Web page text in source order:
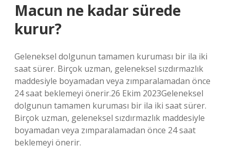
Macun ne kadar sürede
kurur?
Geleneksel dolgunun tamamen kuruması bir ila iki
saat sürer. Birçok uzman, geleneksel sızdırmazlık
maddesiyle boyamadan veya zımparalamadan önce
24 saat beklemeyi önerir.26 Ekim 2023Geleneksel
dolgunun tamamen kuruması bir ila iki saat sürer.
Birçok uzman, geleneksel sızdırmazlık maddesiyle
boyamadan veya zımparalamadan önce 24 saat
beklemeyi önerir.